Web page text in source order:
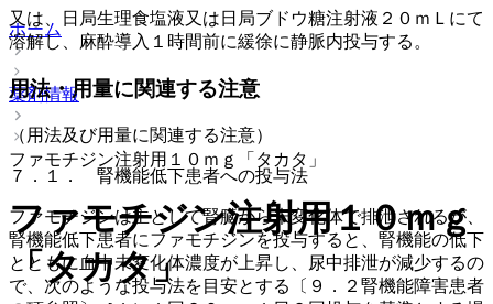
又は、日局生理食塩液又は日局ブドウ糖注射液２０ｍＬにて
溶解し、麻酔導入１時間前に緩徐に静脈内投与する。
用法・用量に関連する注意
（用法及び用量に関連する注意）
７．１． 腎機能低下患者への投与法
ファモチジンは主として腎臓から未変化体で排泄されるが、
腎機能低下患者にファモチジンを投与すると、腎機能の低下
とともに血中未変化体濃度が上昇し、尿中排泄が減少するの
で、次のような投与法を目安とする〔９．２腎機能障害患者
ホーム
薬剤情報
ファモチジン注射用１０ｍｇ「タカタ」
ファモチジン注射用１０ｍｇ
「タカタ」